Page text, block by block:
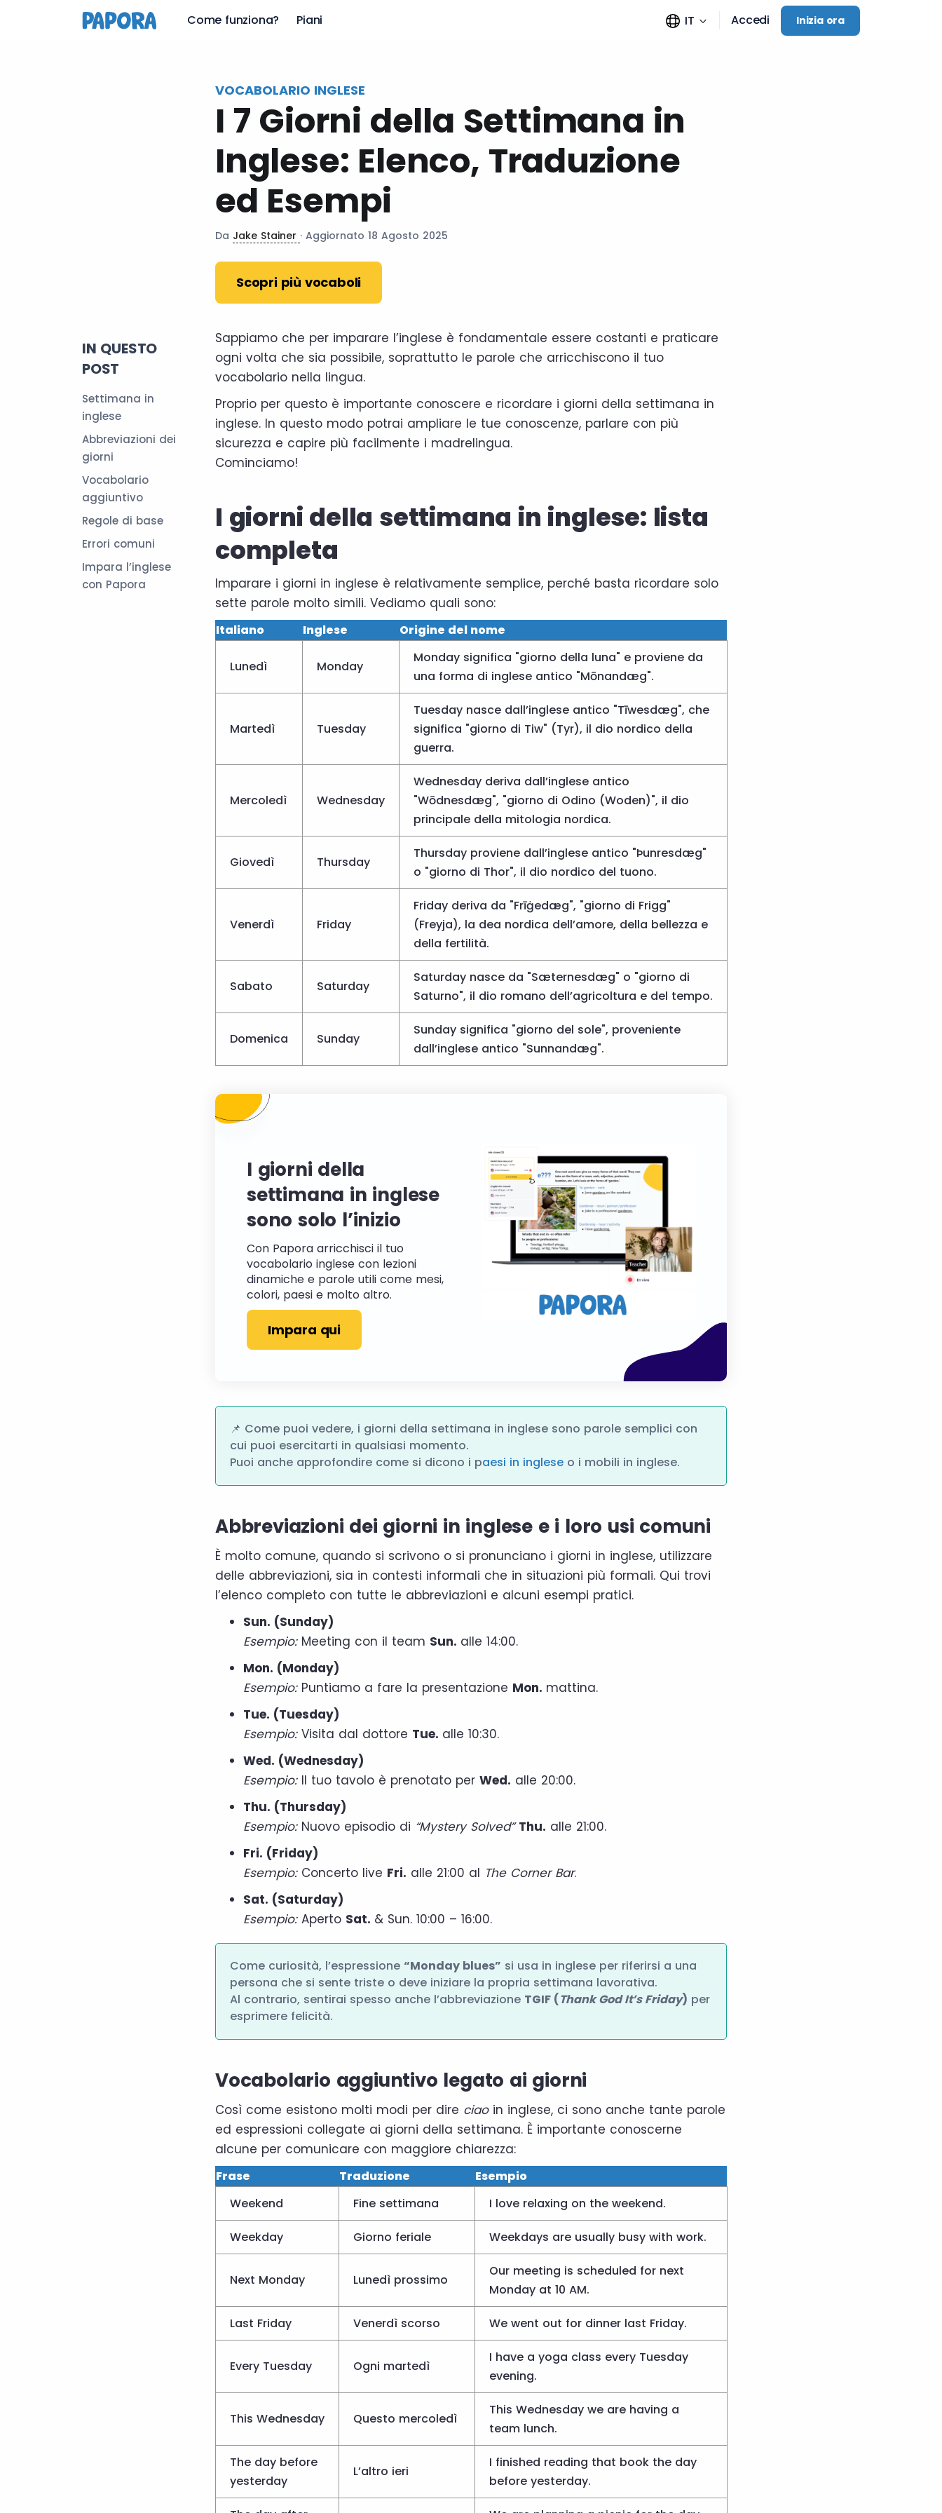
Come funziona? Piani IT Accedi Inizia ora
VOCABOLARIO INGLESE
I 7 Giorni della Settimana in
Inglese: Elenco, Traduzione
ed Esempi
Da Jake Stainer · Aggiornato 18 Agosto 2025
Scopri più vocaboli
IN QUESTO
POST
Settimana in
inglese
Abbreviazioni dei
giorni
Vocabolario
aggiuntivo
Regole di base
Errori comuni
Impara l’inglese
con Papora
Sappiamo che per imparare l’inglese è fondamentale essere costanti e praticare
ogni volta che sia possibile, soprattutto le parole che arricchiscono il tuo
vocabolario nella lingua.
Proprio per questo è importante conoscere e ricordare i giorni della settimana in
inglese. In questo modo potrai ampliare le tue conoscenze, parlare con più
sicurezza e capire più facilmente i madrelingua.
Cominciamo!
I giorni della settimana in inglese: lista
completa
Imparare i giorni in inglese è relativamente semplice, perché basta ricordare solo
sette parole molto simili. Vediamo quali sono:
Italiano Inglese Origine del nome
Lunedì Monday
Monday significa "giorno della luna" e proviene da
una forma di inglese antico "Mōnandæg".
Martedì Tuesday
Tuesday nasce dall’inglese antico "Tīwesdæg", che
significa "giorno di Tiw" (Tyr), il dio nordico della
guerra.
Mercoledì Wednesday
Wednesday deriva dall’inglese antico
"Wōdnesdæg", "giorno di Odino (Woden)", il dio
principale della mitologia nordica.
Giovedì Thursday
Thursday proviene dall’inglese antico "Þunresdæg"
o "giorno di Thor", il dio nordico del tuono.
Venerdì Friday
Friday deriva da "Frīġedæg", "giorno di Frigg"
(Freyja), la dea nordica dell’amore, della bellezza e
della fertilità.
Sabato Saturday
Saturday nasce da "Sæternesdæg" o "giorno di
Saturno", il dio romano dell’agricoltura e del tempo.
Domenica Sunday
Sunday significa "giorno del sole", proveniente
dall’inglese antico "Sunnandæg".
I giorni della
settimana in inglese
sono solo l’inizio
Con Papora arricchisci il tuo
vocabolario inglese con lezioni
dinamiche e parole utili come mesi,
colori, paesi e molto altro.
Impara qui
📌 Come puoi vedere, i giorni della settimana in inglese sono parole semplici con
cui puoi esercitarti in qualsiasi momento.
Puoi anche approfondire come si dicono i paesi in inglese o i mobili in inglese.
Abbreviazioni dei giorni in inglese e i loro usi comuni
È molto comune, quando si scrivono o si pronunciano i giorni in inglese, utilizzare
delle abbreviazioni, sia in contesti informali che in situazioni più formali. Qui trovi
l’elenco completo con tutte le abbreviazioni e alcuni esempi pratici.
Sun. (Sunday)
Esempio:Meeting con il team Sun. alle 14:00.
Mon. (Monday)
Esempio:Puntiamo a fare la presentazione Mon. mattina.
Tue. (Tuesday)
Esempio:Visita dal dottore Tue. alle 10:30.
Wed. (Wednesday)
Esempio:Il tuo tavolo è prenotato per Wed. alle 20:00.
Thu. (Thursday)
Esempio:Nuovo episodio di “Mystery Solved” Thu. alle 21:00.
Fri. (Friday)
Esempio:Concerto live Fri. alle 21:00 al The Corner Bar.
Sat. (Saturday)
Esempio:Aperto Sat. & Sun. 10:00 – 16:00.
Come curiosità, l’espressione “Monday blues” si usa in inglese per riferirsi a una
persona che si sente triste o deve iniziare la propria settimana lavorativa.
Al contrario, sentirai spesso anche l’abbreviazione TGIF (Thank God It’s Friday) per
esprimere felicità.
Vocabolario aggiuntivo legato ai giorni
Così come esistono molti modi per dire ciaoin inglese, ci sono anche tante parole
ed espressioni collegate ai giorni della settimana. È importante conoscerne
alcune per comunicare con maggiore chiarezza:
Frase Traduzione
Esempio
Weekend
Fine settimana I love relaxing on the weekend.
Weekday Giorno feriale Weekdays are usually busy with work.
Next Monday Lunedì prossimo
Our meeting is scheduled for next
Monday at 10 AM.
Last Friday Venerdì scorso We went out for dinner last Friday.
Every Tuesday Ogni martedì
I have a yoga class every Tuesday
evening.
This Wednesday Questo mercoledì
This Wednesday we are having a
team lunch.
The day before
yesterday
L’altro ieri
I finished reading that book the day
before yesterday.